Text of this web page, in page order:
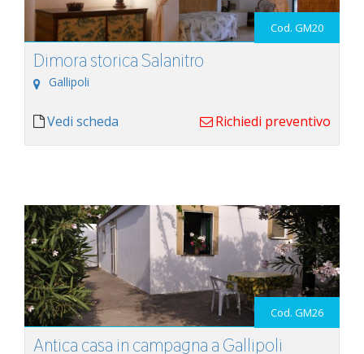
Cod. GM20
Dimora storica Salanitro
Gallipoli
Vedi scheda Richiedi preventivo
Cod. GM26
Antica casa in campagna a Gallipoli